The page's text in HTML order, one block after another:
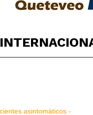
España